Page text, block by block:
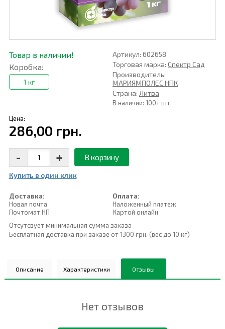
Товар в наличии!
Коробка:
1 кг
Артикул: 602658
Торговая марка: Спектр Сад
Производитель:
МАРИЯМПОЛЕС НПК
Страна: Литва
В наличии: 100+ шт.
Цена:
286,00 грн.
- + В корзину
Купить в один клик
Доставка:
Новая почта
Почтомат НП
Оплата:
Наложенный платеж
Картой онлайн
Отсутсвует минимальная сумма заказа
Бесплатная доставка при заказе от 1300 грн. (вес до 10 кг)
Описание Характеристики Отзывы
Нет отзывов